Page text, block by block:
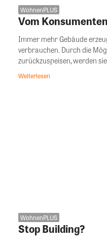
WohnenPLUS
Vom
Immer mehr Gebäude
verbrauchen. Durch die
zurückzuspeisen, werden sie
Weiterlesen
WohnenPLUS
Stop Building?